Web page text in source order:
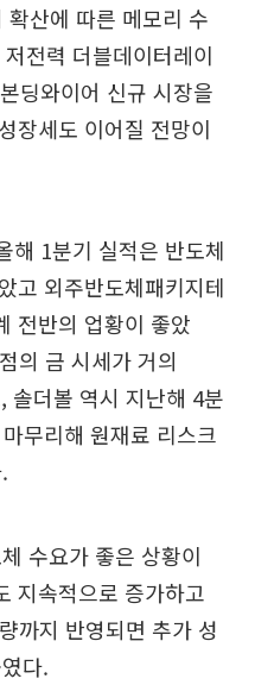
산에 따른 메모리 수
전력 더블데이터레이
딩와이어 신규 시장을
장세도 이어질 전망이
해 1분기 실적은 반도체
고 외주반도체패키지테
전반의 업황이 좋았
의 금 시세가 거의
솔더볼 역시 지난해 4분
무리해 원재료 리스크
수요가 좋은 상황이
지속적으로 증가하고
까지 반영되면 추가 성
다.